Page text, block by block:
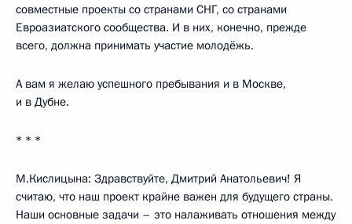
совместные проекты со странами СНГ, со странами
Евроазиатского сообщества. И в них, конечно, прежде
всего, должна принимать участие молодёжь.
А вам я желаю успешного пребывания и в Москве,
и в Дубне.
* * *
М.Кислицына: Здравствуйте, Дмитрий Анатольевич! Я
считаю, что наш проект крайне важен для будущего страны.
Наши основные задачи – это налаживать отношения между